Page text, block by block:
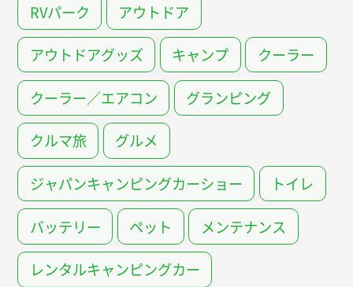
RVパーク アウトドア
アウトドアグッズ キャンプ クーラー
クーラー／エアコン グランピング
クルマ旅 グルメ
ジャパンキャンピングカーショー トイレ
バッテリー ペット メンテナンス
レンタルキャンピングカー